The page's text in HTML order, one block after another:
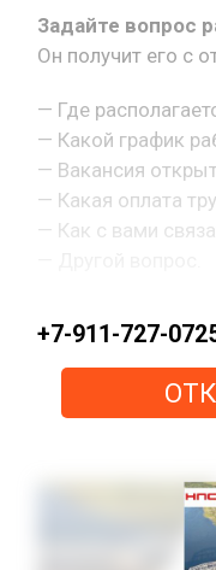
Задайте вопрос
Он получит его с
— Где
— Какой график
— Вакансия
— Какая оплата
— Как с вами
+7-911-727-